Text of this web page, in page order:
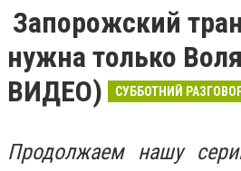
Запорожский
нужна только
ВИДЕО)
СУББОТНИЙ
Продолжаем нашу